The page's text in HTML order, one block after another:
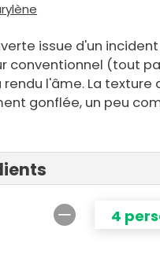
issue d'un
conventionnel (tout
rendu l'âme. La
gonflée, un peu
4